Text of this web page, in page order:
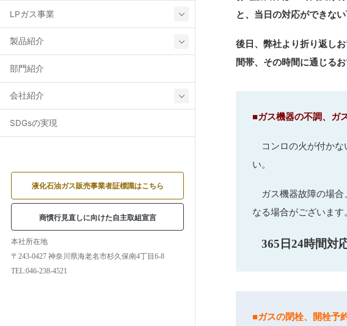
LPガス事業
製品紹介
部門紹介
会社紹介
SDGsの実現
液化石油ガス販売事業者証標識はこちら
商慣行見直しに向けた自主取組宣言
本社所在地
〒243-0427 神奈川県海老名市杉久保南4丁目6-8
TEL:046-238-4521
と、当日の対応ができない
後日、弊社より折り返し
間帯、その時間に通じる
■ガス機器の不調、ガ
コンロの火が付かな
い。
ガス機器故障の場合
なる場合がございます
365日24時間対
■ガスの閉栓、開栓予